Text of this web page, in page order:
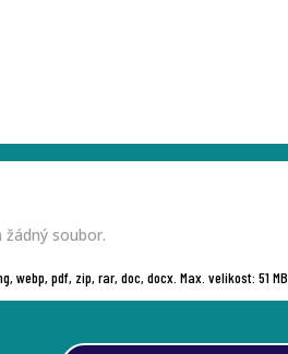
žádný soubor.
webp, pdf, zip, rar, doc, docx. Max. velikost: 51 MB